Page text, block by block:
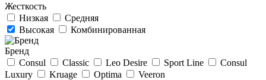
Жесткость
Низкая
Средняя
Высокая
Комбинированная
Бренд
Consul
Classic Leo Desire Sport Line
Consul
Luxury
Kruage Optima Veeron